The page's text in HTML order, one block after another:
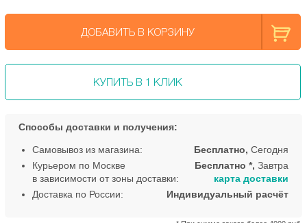
ДОБАВИТЬ В КОРЗИНУ
КУПИТЬ В 1 КЛИК
Способы доставки и получения:
Самовывоз из магазина: Бесплатно, Сегодня
Курьером по Москве
в зависимости от зоны доставки:
Бесплатно *, Завтра
карта доставки
Доставка по России:
Индивидуальный расчёт